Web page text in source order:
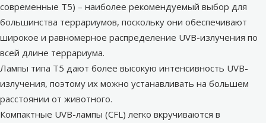
современные T5) – наиболее рекомендуемый выбор для
большинства террариумов, поскольку они обеспечивают
широкое и равномерное распределение UVB-излучения по
всей длине террариума.
Лампы типа T5 дают более высокую интенсивность UVB-
излучения, поэтому их можно устанавливать на большем
расстоянии от животного.
Компактные UVB-лампы (CFL) легко вкручиваются в